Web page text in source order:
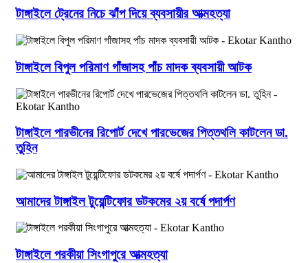
টাঙ্গাইলে ট্রেনের নিচে ঝাঁপ দিয়ে ব্যবসায়ীর আত্মহত্যা
টাঙ্গাইলে বিপুল পরিমাণ গাঁজাসহ পাঁচ মাদক ব্যবসায়ী আটক
টাঙ্গাইলে পারভীনের রিপোর্ট দেখে পারভেজের পিত্তথলি কাটলেন ডা.
তুহিন
আমাদের টাঙ্গাইল টুয়েন্টিফোর ডটকমের ২য় বর্ষে পদার্পণ
টাঙ্গাইলে পরকীয়া সিংগাপুরে আত্মহত্যা